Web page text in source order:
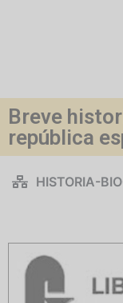
Breve
república
HISTORIA-